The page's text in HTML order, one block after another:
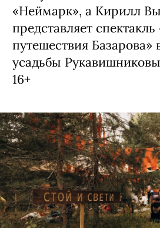
«Неймарк», а Кирилл
представляет
путешествия Базарова»
усадьбы
16+